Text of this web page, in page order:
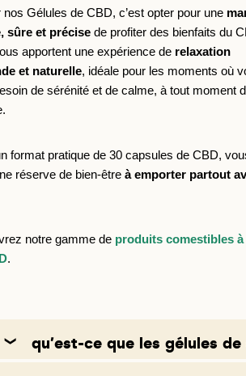
nos Gélules de CBD, c’est opter pour une
sûre et précise de profiter des bienfaits du
apportent une expérience de relaxation
et naturelle, idéale pour les moments où
de sérénité et de calme, à tout moment
réserve de bien-êtreà emporter partout
notre gamme de produits comestibles à
.
qu'est-ce que les gélules de